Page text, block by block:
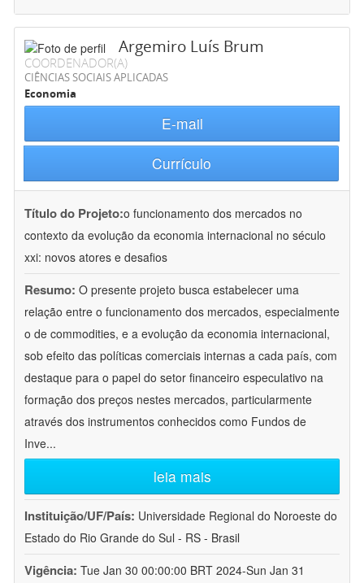
Argemiro Luís Brum
COORDENADOR(A)
CIÊNCIAS SOCIAIS APLICADAS
Economia
E-mail
Currículo
Título do Projeto:o funcionamento dos mercados no
contexto da evolução da economia internacional no século
xxi: novos atores e desafios
Resumo: O presente projeto busca estabelecer uma
relação entre o funcionamento dos mercados, especialmente
o de commodities, e a evolução da economia internacional,
sob efeito das políticas comerciais internas a cada país, com
destaque para o papel do setor financeiro especulativo na
formação dos preços nestes mercados, particularmente
através dos instrumentos conhecidos como Fundos de
Inve...
leia mais
Instituição/UF/País: Universidade Regional do Noroeste do
Estado do Rio Grande do Sul - RS - Brasil
Vigência: Tue Jan 30 00:00:00 BRT 2024-Sun Jan 31